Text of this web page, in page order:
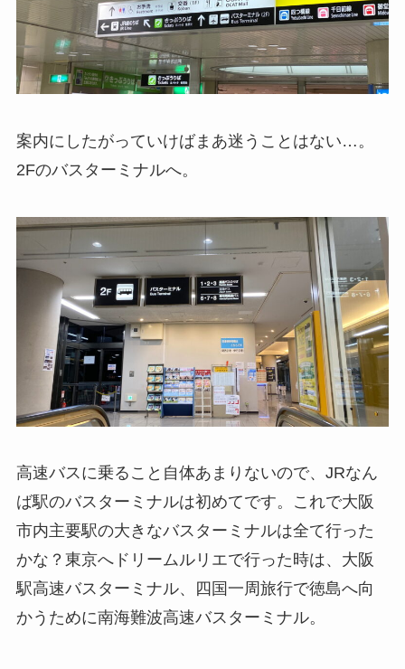
案内にしたがっていけばまあ迷うことはない…。
2Fのバスターミナルへ。
高速バスに乗ること自体あまりないので、JRなん
ば駅のバスターミナルは初めてです。これで大阪
市内主要駅の大きなバスターミナルは全て行った
かな？東京へドリームルリエで行った時は、大阪
駅高速バスターミナル、四国一周旅行で徳島へ向
かうために南海難波高速バスターミナル。